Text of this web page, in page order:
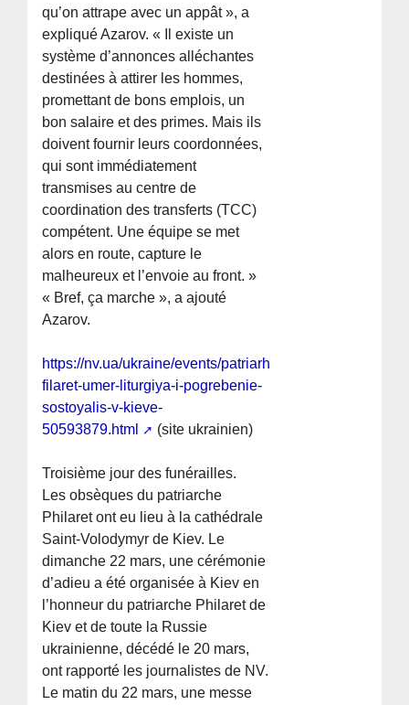
qu’on attrape avec un appât », a
expliqué Azarov. « Il existe un
système d’annonces alléchantes
destinées à attirer les hommes,
promettant de bons emplois, un
bon salaire et des primes. Mais ils
doivent fournir leurs coordonnées,
qui sont immédiatement
transmises au centre de
coordination des transferts (TCC)
compétent. Une équipe se met
alors en route, capture le
malheureux et l’envoie au front. »
« Bref, ça marche », a ajouté
Azarov.
https://nv.ua/ukraine/events/patriarh-
filaret-umer-liturgiya-i-pogrebenie-
sostoyalis-v-kieve-
50593879.html
(site ukrainien)
Troisième jour des funérailles.
Les obsèques du patriarche
Philaret ont eu lieu à la cathédrale
Saint-Volodymyr de Kiev. Le
dimanche 22 mars, une cérémonie
d’adieu a été organisée à Kiev en
l’honneur du patriarche Philaret de
Kiev et de toute la Russie
ukrainienne, décédé le 20 mars,
ont rapporté les journalistes de NV.
Le matin du 22 mars, une messe